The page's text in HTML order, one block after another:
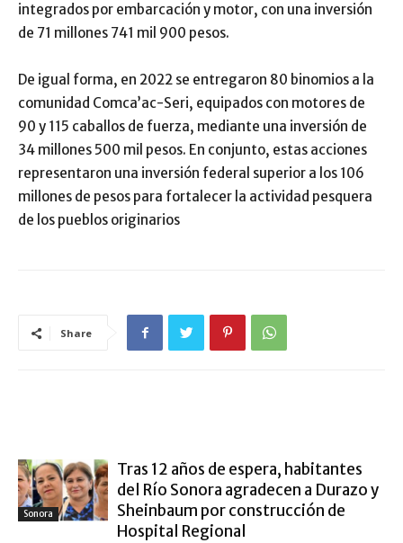
integrados por embarcación y motor, con una inversión
de 71 millones 741 mil 900 pesos.
De igual forma, en 2022 se entregaron 80 binomios a la
comunidad Comca’ac-Seri, equipados con motores de
90 y 115 caballos de fuerza, mediante una inversión de
34 millones 500 mil pesos. En conjunto, estas acciones
representaron una inversión federal superior a los 106
millones de pesos para fortalecer la actividad pesquera
de los pueblos originarios
Share
Sonora
Tras 12 años de espera, habitantes
del Río Sonora agradecen a Durazo y
Sheinbaum por construcción de
Hospital Regional